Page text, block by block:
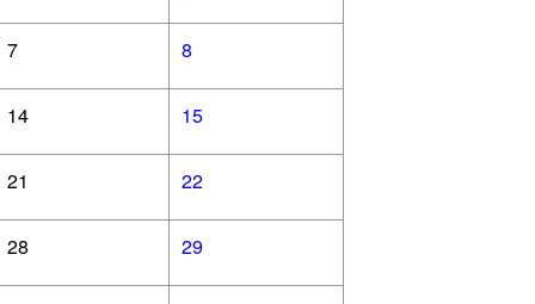
7 8
14 15
21 22
28 29